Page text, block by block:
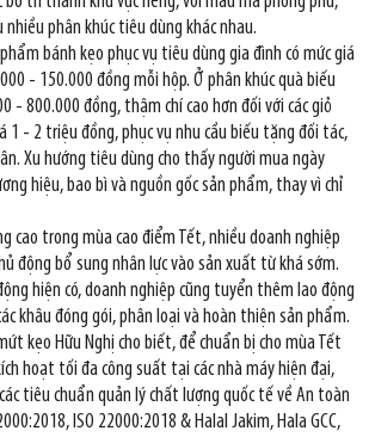
phân khúc tiêu dùng khác nhau.
bánh kẹo phục vụ tiêu dùng gia đình có mức giá
- 150.000 đồng mỗi hộp. Ở phân khúc quà biếu
- 800.000 đồng, thậm chí cao hơn đối với các giỏ
1 - 2 triệu đồng, phục vụ nhu cầu biếu tặng đối tác,
Xu hướng tiêu dùng cho thấy người mua ngày
hiệu, bao bì và nguồn gốc sản phẩm, thay vì chỉ
cao trong mùa cao điểm Tết, nhiều doanh nghiệp
động bổ sung nhân lực vào sản xuất từ khá sớm.
hiện có, doanh nghiệp cũng tuyển thêm lao động
khâu đóng gói, phân loại và hoàn thiện sản phẩm.
kẹo Hữu Nghị cho biết, để chuẩn bị cho mùa Tết
hoạt tối đa công suất tại các nhà máy hiện đại,
tiêu chuẩn quản lý chất lượng quốc tế về An toàn
ISO 22000:2018 & Halal Jakim, Hala GCC,